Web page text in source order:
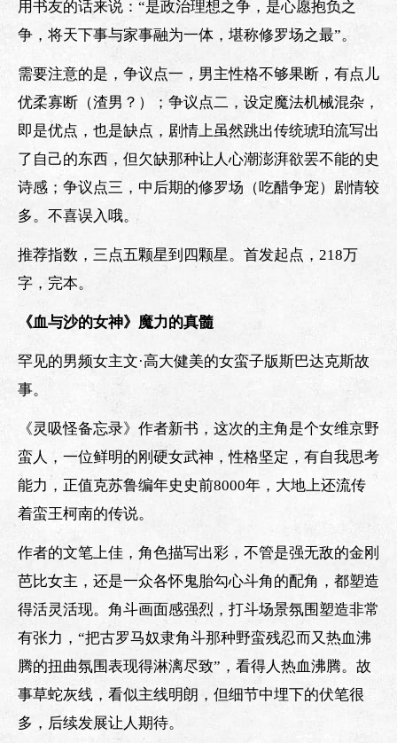
用书友的话来说：“是政治理想之争，是心愿抱负之
争，将天下事与家事融为一体，堪称修罗场之最”。
需要注意的是，争议点一，男主性格不够果断，有点儿
优柔寡断（渣男？）；争议点二，设定魔法机械混杂，
即是优点，也是缺点，剧情上虽然跳出传统琥珀流写出
了自己的东西，但欠缺那种让人心潮澎湃欲罢不能的史
诗感；争议点三，中后期的修罗场（吃醋争宠）剧情较
多。不喜误入哦。
推荐指数，三点五颗星到四颗星。首发起点，218万
字，完本。
《血与沙的女神》魔力的真髓
罕见的男频女主文·高大健美的女蛮子版斯巴达克斯故
事。
《灵吸怪备忘录》作者新书，这次的主角是个女维京野
蛮人，一位鲜明的刚硬女武神，性格坚定，有自我思考
能力，正值克苏鲁编年史史前8000年，大地上还流传
着蛮王柯南的传说。
作者的文笔上佳，角色描写出彩，不管是强无敌的金刚
芭比女主，还是一众各怀鬼胎勾心斗角的配角，都塑造
得活灵活现。角斗画面感强烈，打斗场景氛围塑造非常
有张力，“把古罗马奴隶角斗那种野蛮残忍而又热血沸
腾的扭曲氛围表现得淋漓尽致”，看得人热血沸腾。故
事草蛇灰线，看似主线明朗，但细节中埋下的伏笔很
多，后续发展让人期待。